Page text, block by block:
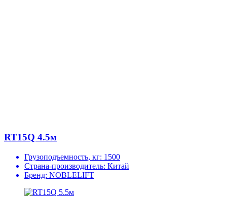
RT15Q 4.5м
Грузоподъемность, кг: 1500
Страна-производитель: Китай
Бренд: NOBLELIFT